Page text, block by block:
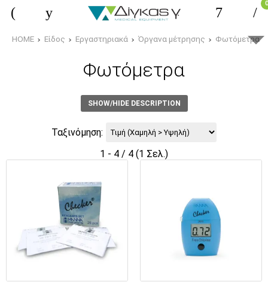
0
HOME Είδος Εργαστηριακά Όργανα μέτρησης Φωτόμετρα
Φωτόμετρα
SHOW/HIDE DESCRIPTION
Ταξινόμηση:
1 - 4 / 4 (1 Σελ.)